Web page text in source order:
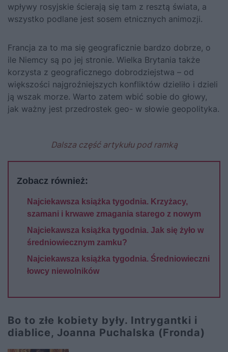
wpływy rosyjskie ścierają się tam z resztą świata, a
wszystko podlane jest sosem etnicznych animozji.
Francja za to ma się geograficznie bardzo dobrze, o
ile Niemcy są po jej stronie. Wielka Brytania także
korzysta z geograficznego dobrodziejstwa – od
większości najgroźniejszych konfliktów dzieliło i dzieli
ją wszak morze. Warto zatem wbić sobie do głowy,
jak ważny jest przedrostek geo- w słowie geopolityka.
Dalsza część artykułu pod ramką
Zobacz również:
Najciekawsza książka tygodnia. Krzyżacy,
szamani i krwawe zmagania starego z nowym
Najciekawsza książka tygodnia. Jak się żyło w
średniowiecznym zamku?
Najciekawsza książka tygodnia. Średniowieczni
łowcy niewolników
Bo to złe kobiety były. Intrygantki i
diablice, Joanna Puchalska (Fronda)